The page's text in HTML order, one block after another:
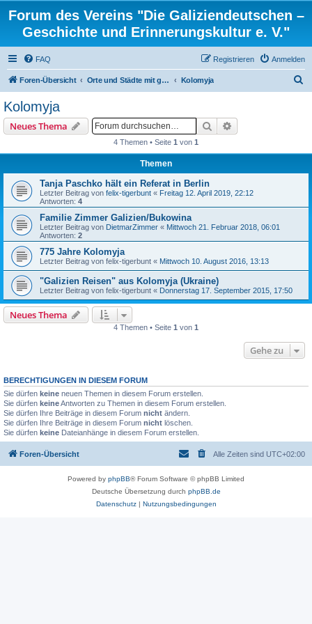
Forum des Vereins "Die Galiziendeutschen –
Geschichte und Erinnerungskultur e. V."
FAQ Anmelden
Registrieren
Foren-Übersicht Orte und Städte mit gemischten Konfessionen und ortsbezogene Familienforschung Kolomyja
Kolomyja
Neues Thema Suche
4 Themen • Seite 1 von 1
Themen
Tanja Paschko hält ein Referat in Berlin
Letzter Beitrag von felix-tigerbunt « Freitag 12. April 2019, 22:12
Antworten: 4
Familie Zimmer Galizien/Bukowina
Letzter Beitrag von DietmarZimmer « Mittwoch 21. Februar 2018, 06:01
Antworten: 2
775 Jahre Kolomyja
Letzter Beitrag von felix-tigerbunt « Mittwoch 10. August 2016, 13:13
"Galizien Reisen" aus Kolomyja (Ukraine)
Letzter Beitrag von felix-tigerbunt « Donnerstag 17. September 2015, 17:50
Neues Thema
4 Themen • Seite 1 von 1
Gehe zu
BERECHTIGUNGEN IN DIESEM FORUM
Sie dürfen keine neuen Themen in diesem Forum erstellen.
Sie dürfen keineAntworten zu Themen in diesem Forum erstellen.
Sie dürfen Ihre Beiträge in diesem Forum nicht ändern.
Sie dürfen Ihre Beiträge in diesem Forum nicht löschen.
Sie dürfen keine Dateianhänge in diesem Forum erstellen.
Foren-Übersicht Alle Zeiten sind UTC+02:00
Powered by phpBB® Forum Software © phpBB Limited
Deutsche Übersetzung durch phpBB.de
Datenschutz| Nutzungsbedingungen